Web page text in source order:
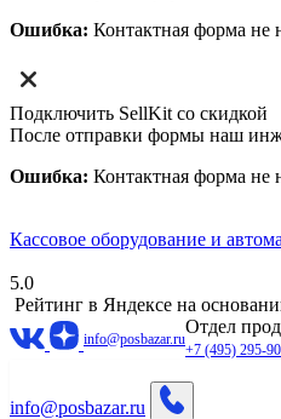
Ошибка: Контактная форма не
Подключить SellKit со скидкой
После отправки формы наш
Ошибка: Контактная форма не
Кассовое оборудование и
5.0
Рейтинг в Яндексе на
info@posbazar.ru
Отдел
+7 (495) 295-
info@posbazar.ru